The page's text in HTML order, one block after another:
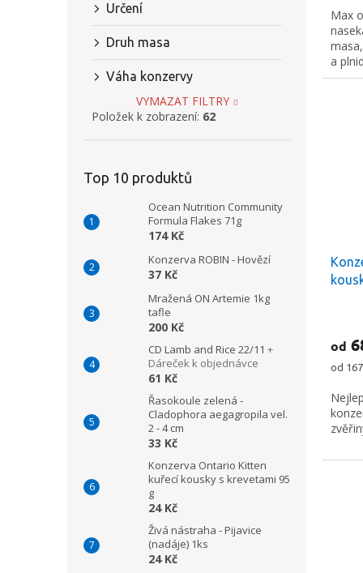
Určení
Druh masa
Váha konzervy
VYMAZAT FILTRY
Položek k zobrazení: 62
Top 10 produktů
Ocean Nutrition Community
Formula Flakes 71g
174 Kč
Konzerva ROBIN - Hovězí
37 Kč
Mražená ON Artemie 1kg
tafle
200 Kč
CD Lamb and Rice 22/11 +
Dáreček k objednávce
61 Kč
Řasokoule zelená -
Cladophora aegagropila vel.
2 - 4 cm
33 Kč
Konzerva Ontario Kitten
kuřecí kousky s krevetami 95
g
24 Kč
Živá nástraha - Pijavice
(nadáje) 1ks
24 Kč
Max
a
od
Měrná
od